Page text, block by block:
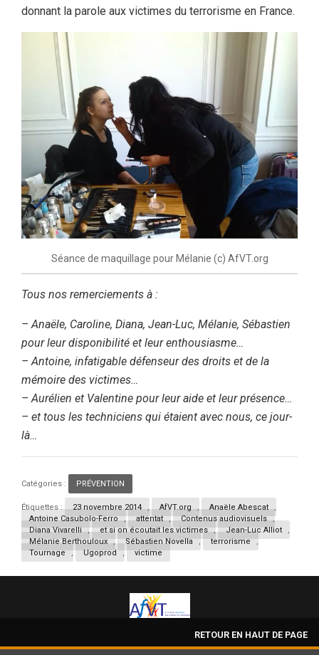
donnant la parole aux victimes du terrorisme en France.
Séance de maquillage pour Mélanie (c) AfVT.org
Tous nos remerciements à :
– Anaële, Caroline, Diana, Jean-Luc, Mélanie, Sébastien
pour leur disponibilité et leur enthousiasme…
– Antoine, infatigable défenseur des droits et de la
mémoire des victimes…
– Aurélien et Valentine pour leur aide et leur présence…
– et tous les techniciens qui étaient avec nous, ce jour-
là…
Catégories : PRÉVENTION
Étiquettes : 23 novembre 2014 AfVT.org Anaële Abescat
Antoine Casubolo-Ferro
, attentat , Contenus audiovisuels
Diana Vivarelli
, et si on écoutait les victimes , Jean-Luc Alliot
Mélanie Berthouloux
, Sébastien Novella , terrorisme
Tournage
, Ugoprod , victime
RETOUR EN HAUT DE PAGE